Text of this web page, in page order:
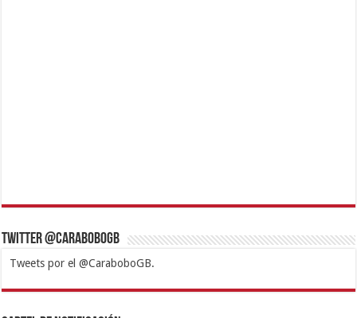
Twitter @CaraboboGB
Tweets por el @CaraboboGB.
1xbetBetturkeyBetistKralbetSupertotobetTipobetMatadorbetMariobet
https://mvbcasino.com/